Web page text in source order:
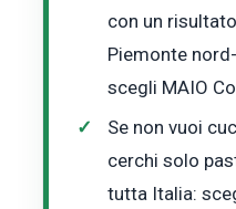
con un
Piemonte
scegli MAIO
Se non vuoi
cerchi solo
tutta Italia: